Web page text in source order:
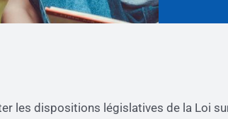
les dispositions législatives de la Loi